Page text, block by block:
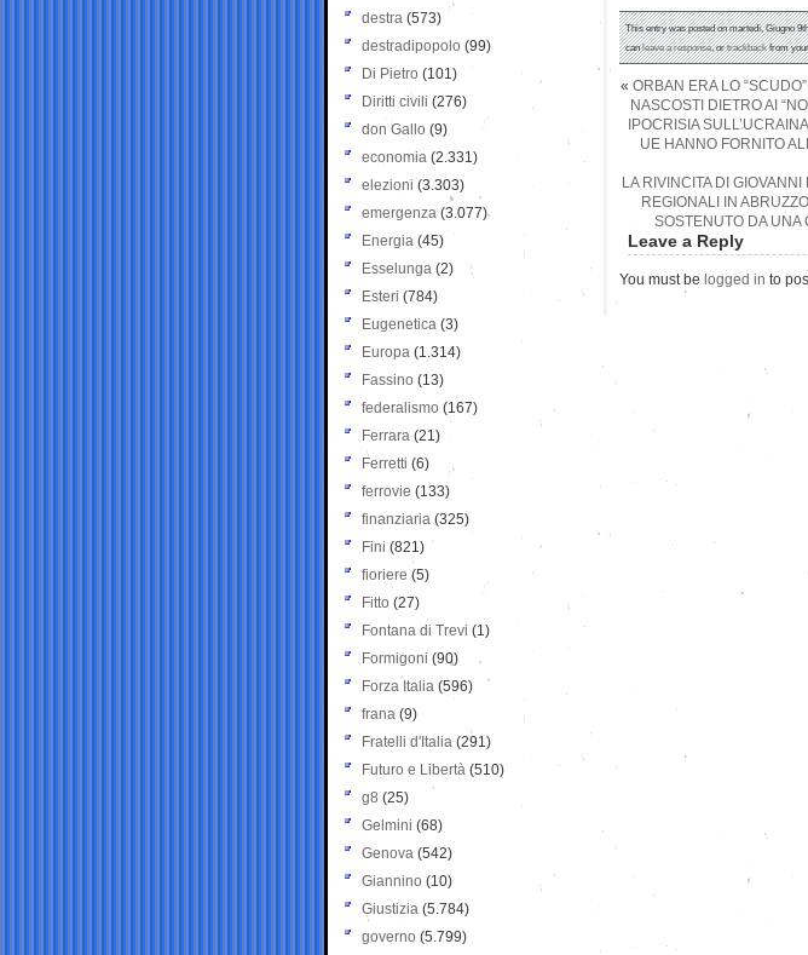
This entry was posted on martedì, Giugno
canleave a response, ortrackbackfrom
« ORBAN ERA LO
NASCOSTI DIETRO AI
IPOCRISIA
UE HANNO FORNITO
LA RIVINCITA DI
REGIONALI IN
SOSTENUTO DA UNA
Leave a Reply
You must be logged in to
destra (573)
destradipopolo (99)
Di Pietro (101)
Diritti civili (276)
don Gallo (9)
economia (2.331)
elezioni (3.303)
emergenza (3.077)
Energia (45)
Esselunga (2)
Esteri (784)
Eugenetica (3)
Europa (1.314)
Fassino (13)
federalismo (167)
Ferrara (21)
Ferretti (6)
ferrovie (133)
finanziaria (325)
Fini (821)
fioriere (5)
Fitto (27)
Fontana di Trevi (1)
Formigoni (90)
Forza Italia (596)
frana (9)
Fratelli d'Italia (291)
Futuro e Libertà (510)
g8 (25)
Gelmini (68)
Genova (542)
Giannino (10)
Giustizia (5.784)
governo (5.799)